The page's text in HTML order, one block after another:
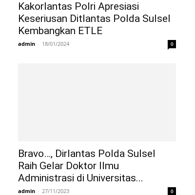
Kakorlantas Polri Apresiasi
Keseriusan Ditlantas Polda Sulsel
Kembangkan ETLE
admin - 18/01/2024 0
Bravo…, Dirlantas Polda Sulsel
Raih Gelar Doktor Ilmu
Administrasi di Universitas...
admin - 27/11/2023 0